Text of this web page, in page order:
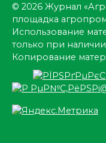
© 2026 Журнал
площадка
Использование
только при
Копирование